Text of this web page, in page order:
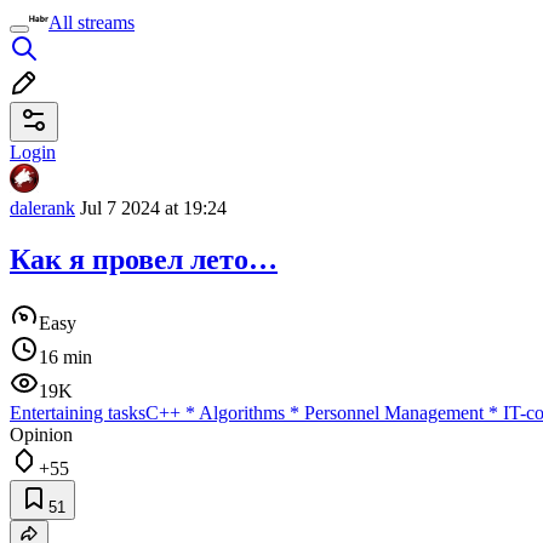
All streams
Login
dalerank Jul 7 2024 at 19:24
Как я провел лето…
Easy
16 min
19K
Entertaining tasksC++ * Algorithms * Personnel Management * IT-
Opinion
+55
51